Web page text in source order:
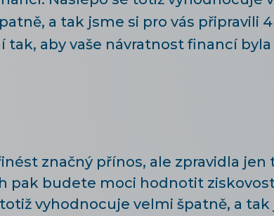
a tak jsme si pro vás připravili
aby vaše návratnost financí byla
značný přínos, ale zpravidla jen
pak budete moci hodnotit
vyhodnocuje velmi špatně, a tak